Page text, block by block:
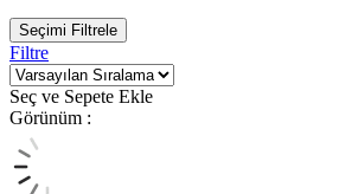
Seçimi Filtrele
Filtre
Seç ve Sepete Ekle
Görünüm :